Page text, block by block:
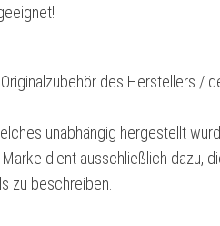
des Herstellers /
unabhängig hergestellt
dient ausschließlich dazu,
zu beschreiben.